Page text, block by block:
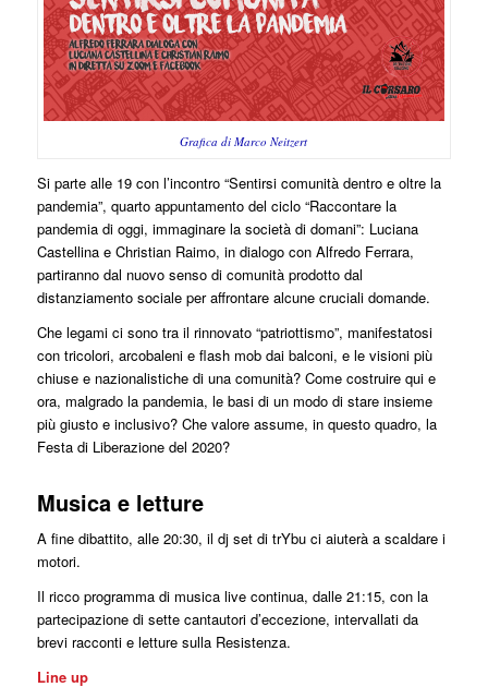
Grafica di Marco Neitzert
Si parte alle 19 con l’incontro “Sentirsi comunità dentro e oltre la
pandemia”, quarto appuntamento del ciclo “Raccontare la
pandemia di oggi, immaginare la società di domani”: Luciana
Castellina e Christian Raimo, in dialogo con Alfredo Ferrara,
partiranno dal nuovo senso di comunità prodotto dal
distanziamento sociale per affrontare alcune cruciali domande.
Che legami ci sono tra il rinnovato “patriottismo”, manifestatosi
con tricolori, arcobaleni e flash mob dai balconi, e le visioni più
chiuse e nazionalistiche di una comunità? Come costruire qui e
ora, malgrado la pandemia, le basi di un modo di stare insieme
più giusto e inclusivo? Che valore assume, in questo quadro, la
Festa di Liberazione del 2020?
Musica e letture
A fine dibattito, alle 20:30, il dj set di trYbu ci aiuterà a scaldare i
motori.
Il ricco programma di musica live continua, dalle 21:15, con la
partecipazione di sette cantautori d’eccezione, intervallati da
brevi racconti e letture sulla Resistenza.
Line up